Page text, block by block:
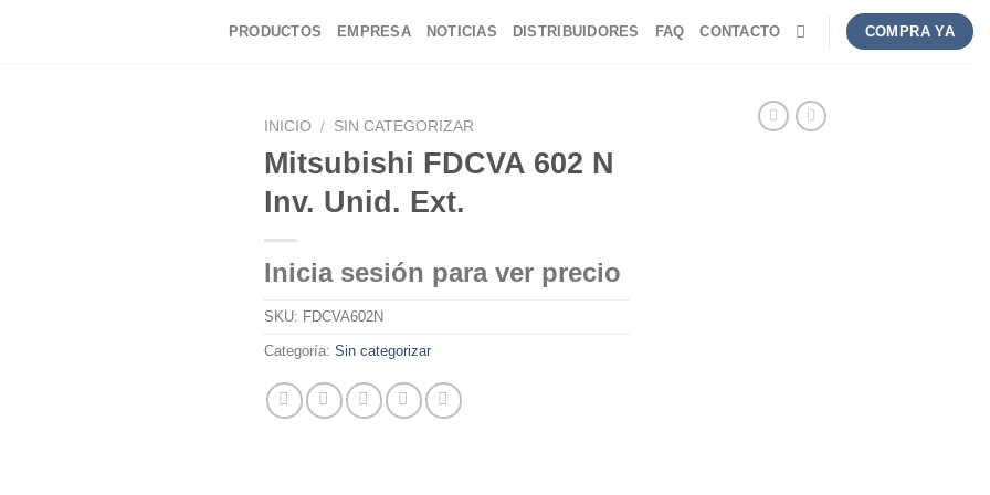
PRODUCTOS EMPRESA NOTICIAS DISTRIBUIDORES FAQ CONTACTO COMPRA YA
INICIO / SIN CATEGORIZAR
Mitsubishi FDCVA 602 N
Inv. Unid. Ext.
Inicia sesión para ver precio
SKU: FDCVA602N
Categoría: Sin categorizar